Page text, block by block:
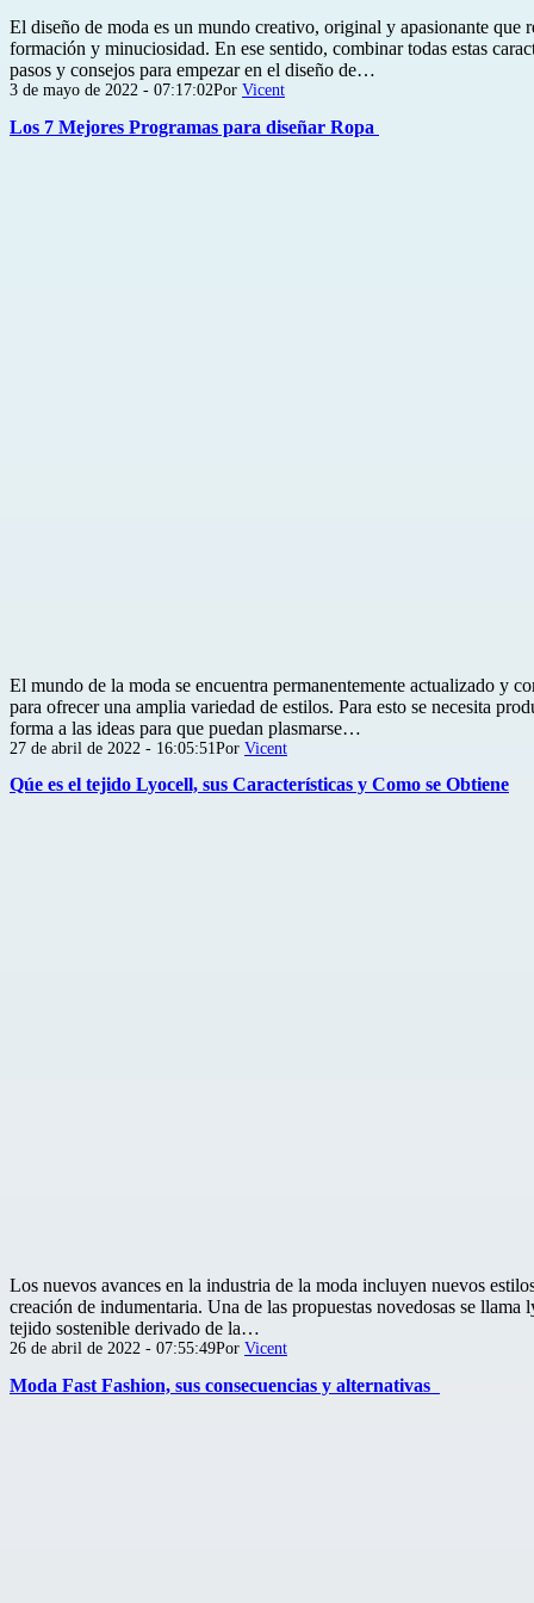
El diseño de moda es un mundo creativo, original y apasionante que
formación y minuciosidad. En ese sentido, combinar todas estas
pasos y consejos para empezar en el diseño de…
Publicada
3 de mayo de 2022 - 07:17:02Por Vicent
Los 7 Mejores Programas para diseñar Ropa
El mundo de la moda se encuentra permanentemente actualizado y
para ofrecer una amplia variedad de estilos. Para esto se necesita
forma a las ideas para que puedan plasmarse…
Publicada
27 de abril de 2022 - 16:05:51 Por Vicent
Qúe es el tejido Lyocell, sus Características y Como se Obtiene
Los nuevos avances en la industria de la moda incluyen nuevos
creación de indumentaria. Una de las propuestas novedosas se llama
tejido sostenible derivado de la…
Publicada
26 de abril de 2022 - 07:55:49Por Vicent
Moda Fast Fashion, sus consecuencias y alternativas